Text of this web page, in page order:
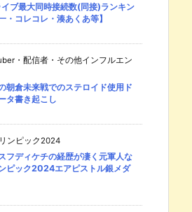
ブ最大同時接続数(同接)ランキン
・コレコレ・湊あくあ等】
・配信者・その他インフルエン
朝倉未来戦でのステロイド使用ド
タ書き起こし
ンピック2024
フディケチの経歴が凄く元軍人な
ピック2024エアピストル銀メダ